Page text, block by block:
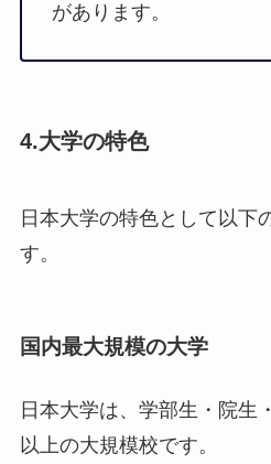
があります。
4.大学の特色
日本大学の特色として以下
す。
国内最大規模の大学
日本大学は、学部生・院生
以上の大規模校です。